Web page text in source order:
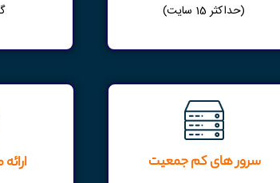
(حداکثر 15 سایت)
سرور های کم جمعیت